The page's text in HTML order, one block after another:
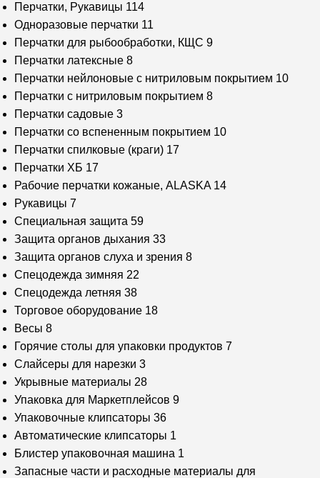
Перчатки, Рукавицы 114
Одноразовые перчатки 11
Перчатки для рыбообработки, КЩС 9
Перчатки латексные 8
Перчатки нейлоновые с нитриловым покрытием 10
Перчатки с нитриловым покрытием 8
Перчатки садовые 3
Перчатки со вспененным покрытием 10
Перчатки спилковые (краги) 17
Перчатки ХБ 17
Рабочие перчатки кожаные, ALASKA 14
Рукавицы 7
Специальная защита 59
Защита органов дыхания 33
Защита органов слуха и зрения 8
Спецодежда зимняя 22
Спецодежда летняя 38
Торговое оборудование 18
Весы 8
Горячие столы для упаковки продуктов 7
Слайсеры для нарезки 3
Укрывные материалы 28
Упаковка для Маркетплейсов 9
Упаковочные клипсаторы 36
Автоматические клипсаторы 1
Блистер упаковочная машина 1
Запасные части и расходные материалы для